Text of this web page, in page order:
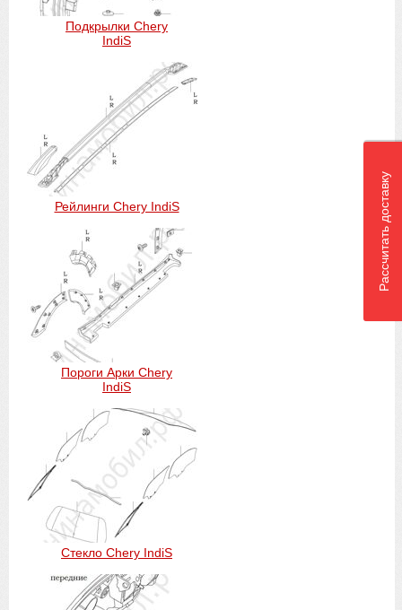
Подкрылки Chery
IndiS
Рейлинги Chery IndiS
Пороги Арки Chery
IndiS
Стекло Chery IndiS
Рассчитать доставку